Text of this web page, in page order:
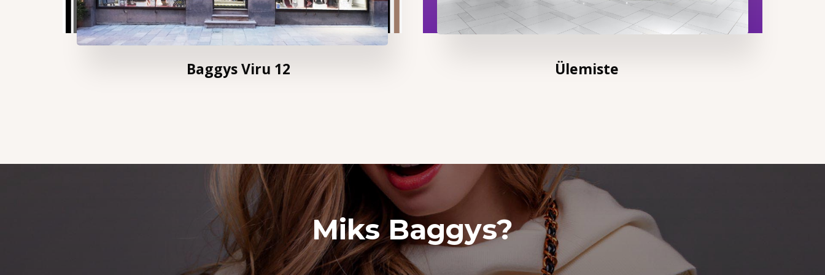
Baggys Viru 12 Ülemiste
Miks Baggys?